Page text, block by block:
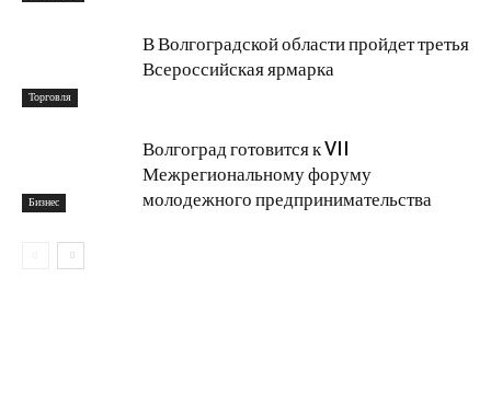
Торговля
В Волгоградской области пройдет третья
Всероссийская ярмарка
Бизнес
Волгоград готовится к VII
Межрегиональному форуму
молодежного предпринимательства